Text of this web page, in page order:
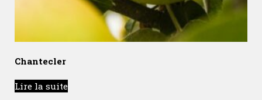
Chantecler
Lire la suite